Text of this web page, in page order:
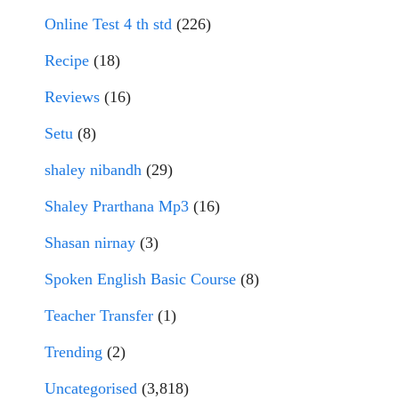
Online Test 4 th std (226)
Recipe (18)
Reviews (16)
Setu (8)
shaley nibandh (29)
Shaley Prarthana Mp3 (16)
Shasan nirnay (3)
Spoken English Basic Course (8)
Teacher Transfer (1)
Trending (2)
Uncategorised (3,818)